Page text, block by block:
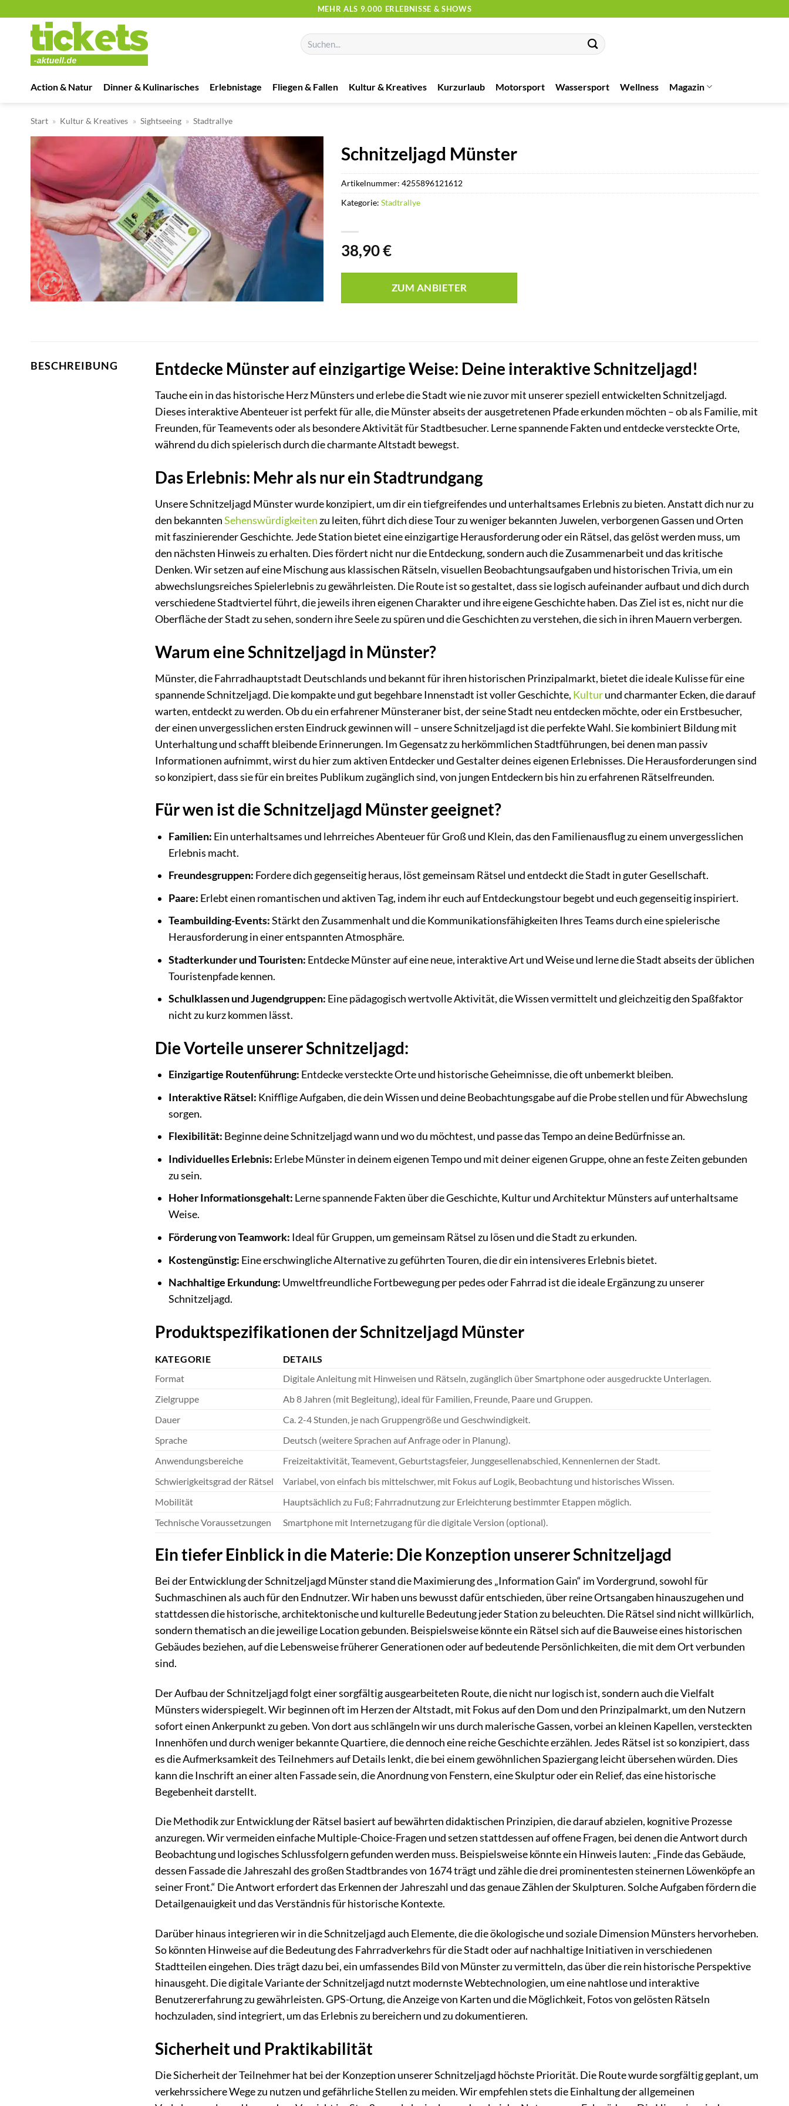
springen
MEHR ALS 9.000 ERLEBNISSE & SHOWS
Suchen
nach:
Action & Natur Dinner & Kulinarisches Erlebnistage Fliegen & Fallen Kultur & Kreatives Kurzurlaub Motorsport Wassersport Wellness Magazin
Start » Kultur & Kreatives » Sightseeing » Stadtrallye
Schnitzeljagd Münster
38,90€
ZUM ANBIETER
Artikelnummer:4255896121612
Kategorie:Stadtrallye
BESCHREIBUNG Entdecke Münster auf einzigartige Weise: Deine interaktive Schnitzeljagd!
Tauche ein in das historische Herz Münsters und erlebe die Stadt wie nie zuvor mit unserer speziell entwickelten Schnitzeljagd.
Dieses interaktive Abenteuer ist perfekt für alle, die Münster abseits der ausgetretenen Pfade erkunden möchten – ob als Familie, mit
Freunden, für Teamevents oder als besondere Aktivität für Stadtbesucher. Lerne spannende Fakten und entdecke versteckte Orte,
während du dich spielerisch durch die charmante Altstadt bewegst.
Das Erlebnis: Mehr als nur ein Stadtrundgang
Unsere Schnitzeljagd Münster wurde konzipiert, um dir ein tiefgreifendes und unterhaltsames Erlebnis zu bieten. Anstatt dich nur zu
den bekanntenSehenswürdigkeitenzu leiten, führt dich diese Tour zu weniger bekannten Juwelen, verborgenen Gassen und Orten
mit faszinierender Geschichte. Jede Station bietet eine einzigartige Herausforderung oder ein Rätsel, das gelöst werden muss, um
den nächsten Hinweis zu erhalten. Dies fördert nicht nur die Entdeckung, sondern auch die Zusammenarbeit und das kritische
Denken. Wir setzen auf eine Mischung aus klassischen Rätseln, visuellen Beobachtungsaufgaben und historischen Trivia, um ein
abwechslungsreiches Spielerlebnis zu gewährleisten. Die Route ist so gestaltet, dass sie logisch aufeinander aufbaut und dich durch
verschiedene Stadtviertel führt, die jeweils ihren eigenen Charakter und ihre eigene Geschichte haben. Das Ziel ist es, nicht nur die
Oberfläche der Stadt zu sehen, sondern ihre Seele zu spüren und die Geschichten zu verstehen, die sich in ihren Mauern verbergen.
Warum eine Schnitzeljagd in Münster?
Münster, die Fahrradhauptstadt Deutschlands und bekannt für ihren historischen Prinzipalmarkt, bietet die ideale Kulisse für eine
spannende Schnitzeljagd. Die kompakte und gut begehbare Innenstadt ist voller Geschichte, Kulturund charmanter Ecken, die darauf
warten, entdeckt zu werden. Ob du ein erfahrener Münsteraner bist, der seine Stadt neu entdecken möchte, oder ein Erstbesucher,
der einen unvergesslichen ersten Eindruck gewinnen will – unsere Schnitzeljagd ist die perfekte Wahl. Sie kombiniert Bildung mit
Unterhaltung und schafft bleibende Erinnerungen. Im Gegensatz zu herkömmlichen Stadtführungen, bei denen man passiv
Informationen aufnimmt, wirst du hier zum aktiven Entdecker und Gestalter deines eigenen Erlebnisses. Die Herausforderungen sind
so konzipiert, dass sie für ein breites Publikum zugänglich sind, von jungen Entdeckern bis hin zu erfahrenen Rätselfreunden.
Für wen ist die Schnitzeljagd Münster geeignet?
Familien: Ein unterhaltsames und lehrreiches Abenteuer für Groß und Klein, das den Familienausflug zu einem unvergesslichen
Erlebnis macht.
Freundesgruppen: Fordere dich gegenseitig heraus, löst gemeinsam Rätsel und entdeckt die Stadt in guter Gesellschaft.
Paare: Erlebt einen romantischen und aktiven Tag, indem ihr euch auf Entdeckungstour begebt und euch gegenseitig inspiriert.
Teambuilding-Events:Stärkt den Zusammenhalt und die Kommunikationsfähigkeiten Ihres Teams durch eine spielerische
Herausforderung in einer entspannten Atmosphäre.
Stadterkunder und Touristen: Entdecke Münster auf eine neue, interaktive Art und Weise und lerne die Stadt abseits der üblichen
Touristenpfade kennen.
Schulklassen und Jugendgruppen: Eine pädagogisch wertvolle Aktivität, die Wissen vermittelt und gleichzeitig den Spaßfaktor
nicht zu kurz kommen lässt.
Die Vorteile unserer Schnitzeljagd:
Einzigartige Routenführung: Entdecke versteckte Orte und historische Geheimnisse, die oft unbemerkt bleiben.
Interaktive Rätsel: Knifflige Aufgaben, die dein Wissen und deine Beobachtungsgabe auf die Probe stellen und für Abwechslung
sorgen.
Flexibilität: Beginne deine Schnitzeljagd wann und wo du möchtest, und passe das Tempo an deine Bedürfnisse an.
Individuelles Erlebnis: Erlebe Münster in deinem eigenen Tempo und mit deiner eigenen Gruppe, ohne an feste Zeiten gebunden
zu sein.
Hoher Informationsgehalt: Lerne spannende Fakten über die Geschichte, Kultur und Architektur Münsters auf unterhaltsame
Weise.
Förderung von Teamwork: Ideal für Gruppen, um gemeinsam Rätsel zu lösen und die Stadt zu erkunden.
Kostengünstig: Eine erschwingliche Alternative zu geführten Touren, die dir ein intensiveres Erlebnis bietet.
Nachhaltige Erkundung: Umweltfreundliche Fortbewegung per pedes oder Fahrrad ist die ideale Ergänzung zu unserer
Schnitzeljagd.
Produktspezifikationen der Schnitzeljagd Münster
KATEGORIE
DETAILS
Format
Digitale Anleitung mit Hinweisen und Rätseln, zugänglich über Smartphone oder ausgedruckte Unterlagen.
Zielgruppe
Ab 8 Jahren (mit Begleitung), ideal für Familien, Freunde, Paare und Gruppen.
Dauer
Ca. 2-4 Stunden, je nach Gruppengröße und Geschwindigkeit.
Sprache
Deutsch (weitere Sprachen auf Anfrage oder in Planung).
Anwendungsbereiche
Freizeitaktivität, Teamevent, Geburtstagsfeier, Junggesellenabschied, Kennenlernen der Stadt.
Schwierigkeitsgrad der Rätsel
Variabel, von einfach bis mittelschwer, mit Fokus auf Logik, Beobachtung und historisches Wissen.
Mobilität
Hauptsächlich zu Fuß; Fahrradnutzung zur Erleichterung bestimmter Etappen möglich.
Technische Voraussetzungen
Smartphone mit Internetzugang für die digitale Version (optional).
Ein tiefer Einblick in die Materie: Die Konzeption unserer Schnitzeljagd
Bei der Entwicklung der Schnitzeljagd Münster stand die Maximierung des „Information Gain“ im Vordergrund, sowohl für
Suchmaschinen als auch für den Endnutzer. Wir haben uns bewusst dafür entschieden, über reine Ortsangaben hinauszugehen und
stattdessen die historische, architektonische und kulturelle Bedeutung jeder Station zu beleuchten. Die Rätsel sind nicht willkürlich,
sondern thematisch an die jeweilige Location gebunden. Beispielsweise könnte ein Rätsel sich auf die Bauweise eines historischen
Gebäudes beziehen, auf die Lebensweise früherer Generationen oder auf bedeutende Persönlichkeiten, die mit dem Ort verbunden
sind.
Der Aufbau der Schnitzeljagd folgt einer sorgfältig ausgearbeiteten Route, die nicht nur logisch ist, sondern auch die Vielfalt
Münsters widerspiegelt. Wir beginnen oft im Herzen der Altstadt, mit Fokus auf den Dom und den Prinzipalmarkt, um den Nutzern
sofort einen Ankerpunkt zu geben. Von dort aus schlängeln wir uns durch malerische Gassen, vorbei an kleinen Kapellen, versteckten
Innenhöfen und durch weniger bekannte Quartiere, die dennoch eine reiche Geschichte erzählen. Jedes Rätsel ist so konzipiert, dass
es die Aufmerksamkeit des Teilnehmers auf Details lenkt, die bei einem gewöhnlichen Spaziergang leicht übersehen würden. Dies
kann die Inschrift an einer alten Fassade sein, die Anordnung von Fenstern, eine Skulptur oder ein Relief, das eine historische
Begebenheit darstellt.
Die Methodik zur Entwicklung der Rätsel basiert auf bewährten didaktischen Prinzipien, die darauf abzielen, kognitive Prozesse
anzuregen. Wir vermeiden einfache Multiple-Choice-Fragen und setzen stattdessen auf offene Fragen, bei denen die Antwort durch
Beobachtung und logisches Schlussfolgern gefunden werden muss. Beispielsweise könnte ein Hinweis lauten: „Finde das Gebäude,
dessen Fassade die Jahreszahl des großen Stadtbrandes von 1674 trägt und zähle die drei prominentesten steinernen Löwenköpfe an
seiner Front.“ Die Antwort erfordert das Erkennen der Jahreszahl und das genaue Zählen der Skulpturen. Solche Aufgaben fördern die
Detailgenauigkeit und das Verständnis für historische Kontexte.
Darüber hinaus integrieren wir in die Schnitzeljagd auch Elemente, die die ökologische und soziale Dimension Münsters hervorheben.
So könnten Hinweise auf die Bedeutung des Fahrradverkehrs für die Stadt oder auf nachhaltige Initiativen in verschiedenen
Stadtteilen eingehen. Dies trägt dazu bei, ein umfassendes Bild von Münster zu vermitteln, das über die rein historische Perspektive
hinausgeht. Die digitale Variante der Schnitzeljagd nutzt modernste Webtechnologien, um eine nahtlose und interaktive
Benutzererfahrung zu gewährleisten. GPS-Ortung, die Anzeige von Karten und die Möglichkeit, Fotos von gelösten Rätseln
hochzuladen, sind integriert, um das Erlebnis zu bereichern und zu dokumentieren.
Sicherheit und Praktikabilität
Die Sicherheit der Teilnehmer hat bei der Konzeption unserer Schnitzeljagd höchste Priorität. Die Route wurde sorgfältig geplant, um
verkehrssichere Wege zu nutzen und gefährliche Stellen zu meiden. Wir empfehlen stets die Einhaltung der allgemeinen